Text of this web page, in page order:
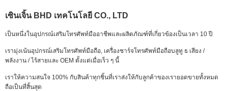
เซินเจิ้น BHD เทคโนโลยี CO., LTD
เป็นหนึ่งในอุปกรณ์เสริมโทรศัพท์มืออาชีพและผลิตภัณฑ์ที่เกี่ยวข้องเป็นเวลา 10 ปี
เรามุ่งเน้นอุปกรณ์เสริมโทรศัพท์มือถือ, เครื่องชาร์จโทรศัพท์มือถือบลูทู ธ เสียง /
พลังงาน / ไร้สายและ OEM ตั้งแต่เมื่อเร็ว ๆ นี้
เราให้ความสนใจ 100% กับสินค้าทุกชิ้นที่เราส่งให้กับลูกค้าของเรายอดขายทั้งหมด
ถือเป็นที่สิ้นสุด